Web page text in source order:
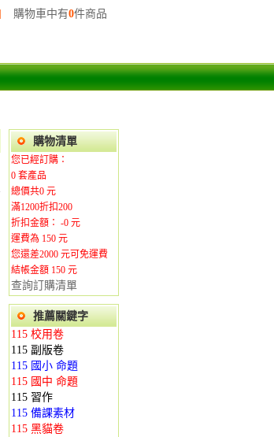
購物車中有0件商品
購物清單
您已經訂購：
0 套產品
總價共0 元
滿1200折扣200
折扣金額： -0 元
運費為 150 元
您還差2000 元可免運費
結帳金額 150 元
查詢訂購清單
推薦關鍵字
115 校用卷
115 副版卷
115 國小 命題
115 國中 命題
115 習作
115 備課素材
115 黑貓卷